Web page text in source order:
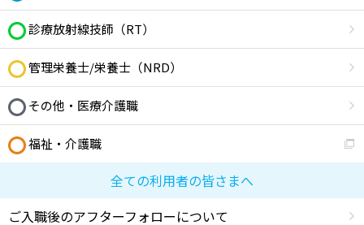
診療放射線技師（RT）
管理栄養士/栄養士（NRD）
その他・医療介護職
福祉・介護職
全ての利用者の皆さまへ
ご入職後のアフターフォローについて